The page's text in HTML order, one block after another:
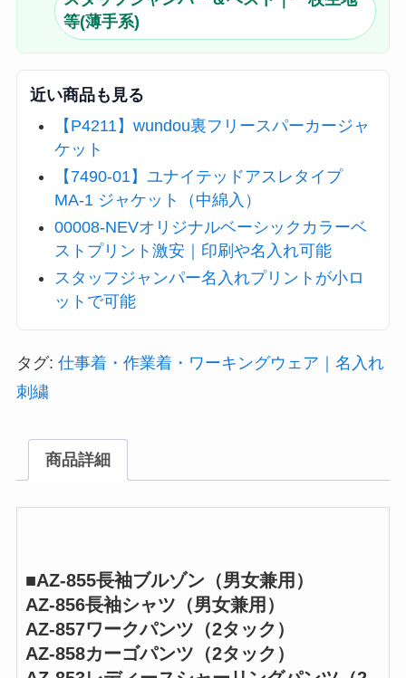
等(薄手系)
近い商品も見る
【P4211】wundou裏フリースパーカージャ
ケット
【7490-01】ユナイテッドアスレタイプ
MA-1 ジャケット（中綿入）
00008-NEVオリジナルベーシックカラーベ
ストプリント激安｜印刷や名入れ可能
スタッフジャンパー名入れプリントが小ロ
ットで可能
タグ: 仕事着・作業着・ワーキングウェア｜名入れ
刺繍
商品詳細
■AZ-855長袖ブルゾン（男女兼用）
AZ-856長袖シャツ（男女兼用）
AZ-857ワークパンツ（2タック）
AZ-858カーゴパンツ（2タック）